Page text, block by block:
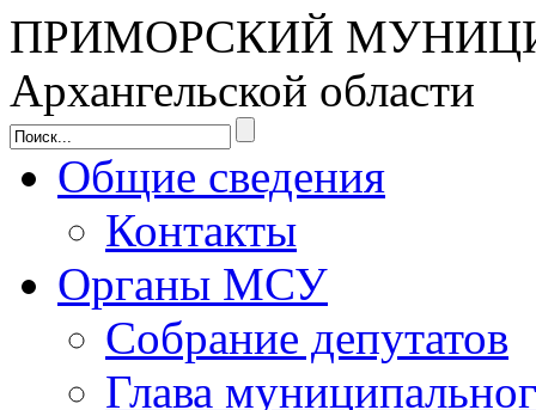
ПРИМОРСКИЙ
Архангельской области
Общие сведения
Контакты
Органы МСУ
Собрание депутатов
Глава